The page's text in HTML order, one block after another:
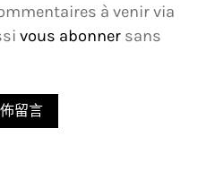
à venir via
vous abonner sans